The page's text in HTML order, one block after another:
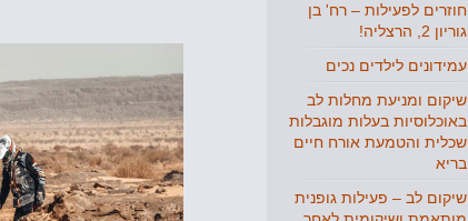
חוזרים לפעילות – רח' בן
גוריון 2, הרצליה!
עמידונים לילדים נכים
שיקום ומניעת מחלות לב
באוכלוסיות בעלות מוגבלות
שכלית והטמעת אורח חיים
בריא
שיקום לב – פעילות גופנית